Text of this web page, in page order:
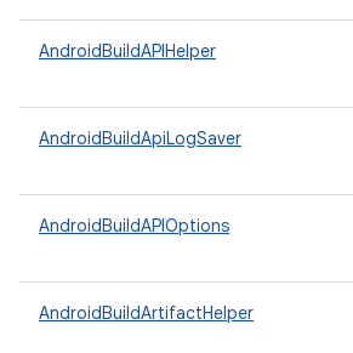
AndroidBuildAPIHelper
AndroidBuildApiLogSaver
AndroidBuildAPIOptions
AndroidBuildArtifactHelper